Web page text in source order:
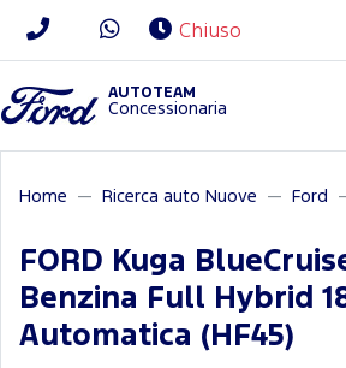
Chiuso
AUTOTEAM
Concessionaria
Home Ricerca auto Nuove Ford
FORD Kuga
Benzina Full Hybrid
Automatica (HF45)